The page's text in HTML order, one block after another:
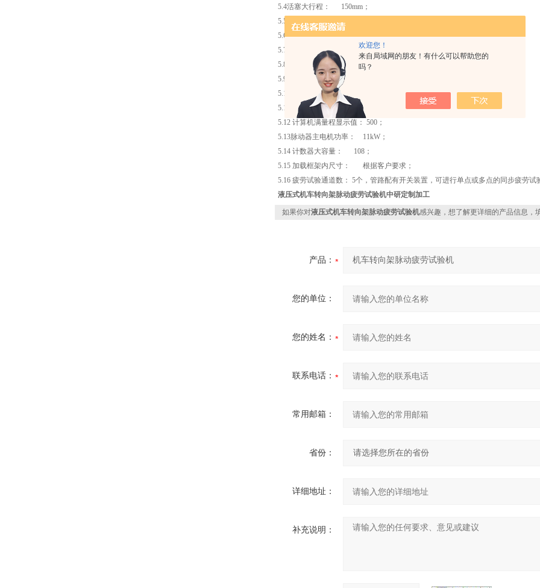
欢迎您！
来自局域网的朋友！有什么可以帮助您的
吗？
5.4活塞大行程： 150mm；
5.5 丝杠大伸出量： 450mm；
5.6 加长管长度(长管)： 1000mm；
5.7加长管长度(短管)： 500mm；
5.8 工作频率范围： 2—8Hz,无级可调。
5.9 脉动器排量： 0-400mL／次,无级可调。
5.10 计数器： 1次/转
5.11 控制柜满量程显示值： 500；
5.12 计算机满量程显示值： 500；
5.13脉动器主电机功率： 11kW；
5.14 计数器大容量： 108；
5.15 加载框架内尺寸： 根据客户要求；
5.16 疲劳试验通道数： 5个，管路配有开关装置，可进行单点或多点的同步疲劳试
液压式机车转向架脉动疲劳试验机中研定制加工
如果你对液压式机车转向架脉动疲劳试验机感兴趣，想了解更详细的产品信息，
产品：
您的单位：
您的姓名：
联系电话：
常用邮箱：
省份：
详细地址：
补充说明：